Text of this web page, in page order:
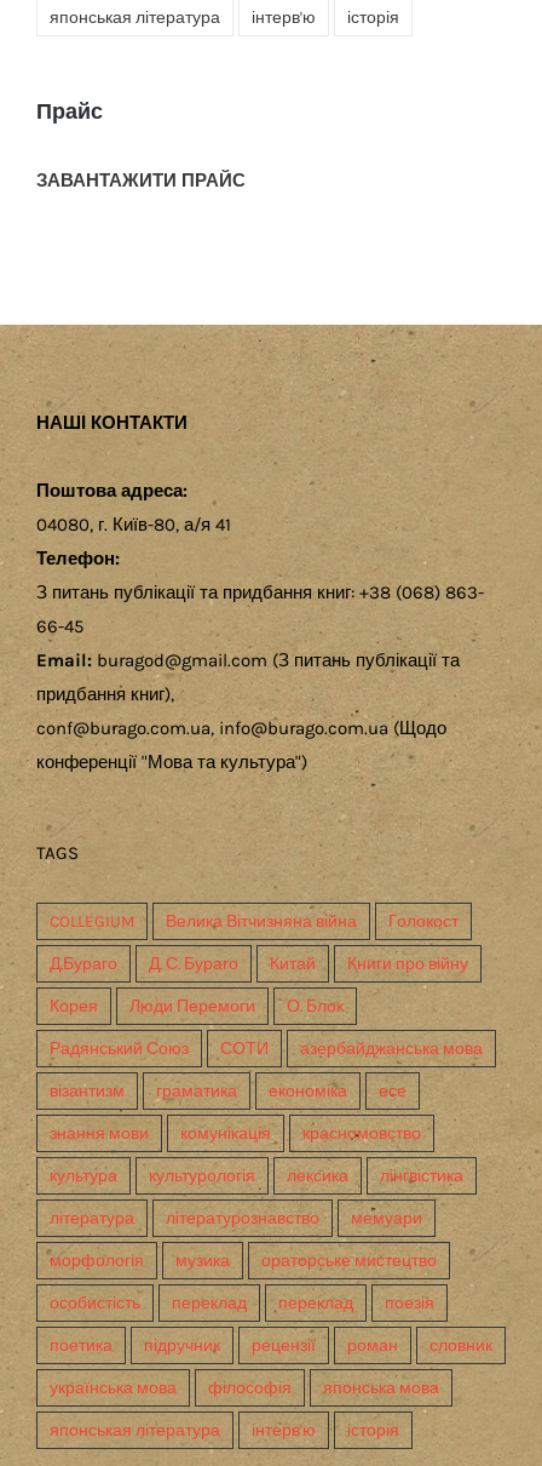
японськая література інтерв'ю історія
Прайс
ЗАВАНТАЖИТИ ПРАЙС
НАШІ КОНТАКТИ
Поштова адреса:
04080, г. Київ-80, а/я 41
Телефон:
З питань публікації та придбання книг: +38 (068) 863-
66-45
Email: buragod@gmail.com (З питань публікації та
придбання книг),
conf@burago.com.ua, info@burago.com.ua (Щодо
конференції "Мова та культура")
TAGS
COLLEGIUM Велика Вітчизняна війна Голокост
Д.Бураго Д. С. Бураго Китай Книги про війну
Корея Люди Перемоги О. Блок
Радянський Союз СОТИ азербайджанська мова
візантизм граматика економіка есе
знання мови комунікація красномовство
культура культурологія лексика лінгвістика
література літературознавство мемуари
морфологія музика ораторське мистецтво
особистість переклад переклад поезія
поетика підручник рецензії роман словник
українська мова філософія японська мова
японськая література інтерв'ю історія